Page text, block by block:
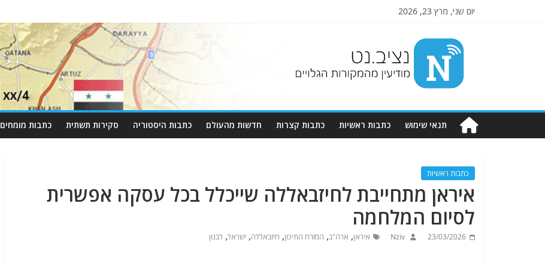
יום שני, מרץ 23, 2026
Nziv.net
מודיעין
מהמקורות
תנאי שימוש כתבות ראשיות כתבות קצרות חדשות מהעולם כתבות היסטוריה סקירות תשתית כתבות מומחים
כתבות ראשיות
איראן מתחייבת לחיזבאללה שייכלל בכל עסקה אפשרית
לסיום המלחמה
23/03/2026
Nziv איראן, ארה"ב, המזרח התיכון, חיזבאללה, ישראל, לבנון